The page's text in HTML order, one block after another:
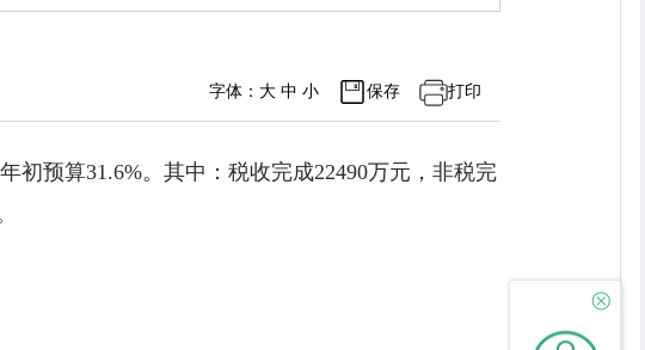
打印
保存
字体： 大 中 小
初预算31.6%。其中：税收完成22490万元，非税完